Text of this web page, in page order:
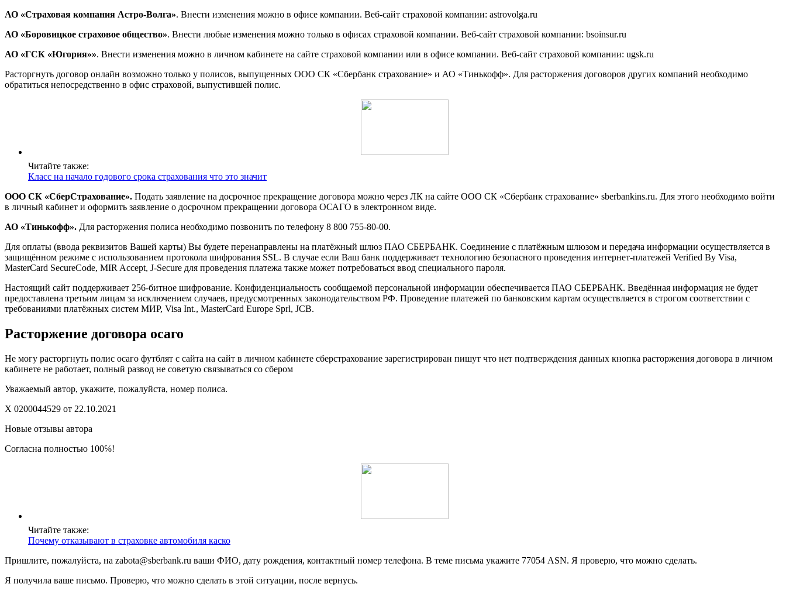
АО «Страховая компания Астро-Волга». Внести изменения можно в офисе компании. Веб-сайт страховой компании: astrovolga.ru
АО «Боровицкое страховое общество». Внести любые изменения можно только в офисах страховой компании. Веб-сайт страховой компании: bsoinsur.ru
АО «ГСК «Югория»». Внести изменения можно в личном кабинете на сайте страховой компании или в офисе компании. Веб-сайт страховой компании: ugsk.ru
Расторгнуть договор онлайн возможно только у полисов, выпущенных ООО СК «Сбербанк страхование» и АО «Тинькофф». Для расторжения договоров других компаний необходимо
обратиться непосредственно в офис страховой, выпустившей полис.
Читайте также:
Класс на начало годового срока страхования что это значит
ООО СК «СберСтрахование». Подать заявление на досрочное прекращение договора можно через ЛК на сайте ООО СК «Сбербанк страхование» sberbankins.ru. Для этого необходимо войти
в личный кабинет и оформить заявление о досрочном прекращении договора ОСАГО в электронном виде.
АО «Тинькофф». Для расторжения полиса необходимо позвонить по телефону 8 800 755-80-00.
Для оплаты (ввода реквизитов Вашей карты) Вы будете перенаправлены на платёжный шлюз ПАО СБЕРБАНК. Соединение с платёжным шлюзом и передача информации осуществляется в
защищённом режиме с использованием протокола шифрования SSL. В случае если Ваш банк поддерживает технологию безопасного проведения интернет-платежей Verified By Visa,
MasterCard SecureCode, MIR Accept, J-Secure для проведения платежа также может потребоваться ввод специального пароля.
Настоящий сайт поддерживает 256-битное шифрование. Конфиденциальность сообщаемой персональной информации обеспечивается ПАО СБЕРБАНК. Введённая информация не будет
предоставлена третьим лицам за исключением случаев, предусмотренных законодательством РФ. Проведение платежей по банковским картам осуществляется в строгом соответствии с
требованиями платёжных систем МИР, Visa Int., MasterCard Europe Sprl, JCB.
Расторжение договора осаго
Не могу расторгнуть полис осаго футблят с сайта на сайт в личном кабинете сберстрахование зарегистрирован пишут что нет подтверждения данных кнопка расторжения договора в личном
кабинете не работает, полный развод не советую связываться со сбером
Уважаемый автор, укажите, пожалуйста, номер полиса.
X 0200044529 от 22.10.2021
Новые отзывы автора
Согласна полностью 100℅!
Читайте также:
Почему отказывают в страховке автомобиля каско
Пришлите, пожалуйста, на zabota@sberbank.ru ваши ФИО, дату рождения, контактный номер телефона. В теме письма укажите 77054 ASN. Я проверю, что можно сделать.
Я получила ваше письмо. Проверю, что можно сделать в этой ситуации, после вернусь.